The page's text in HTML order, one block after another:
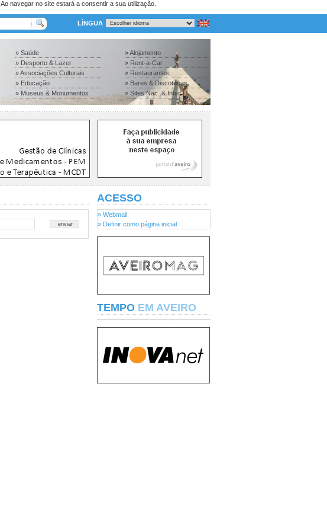
. Ao navegar no site estará a consentir a sua utilização.
LÍNGUA
» Saúde
» Desporto & Lazer
» Associações Culturais
» Educação
» Museus & Monumentos
» Alojamento
» Rent-a-Car
» Restaurantes
» Bares & Discotecas
» Sites Nac. & Inter.
ACESSO
» Webmail
» Definir como página inicial
TEMPO EM AVEIRO